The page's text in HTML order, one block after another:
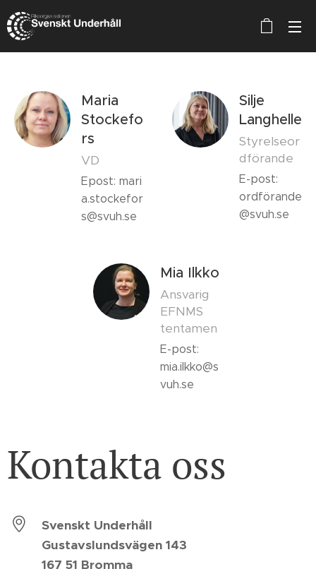
Maria
Stockefo
rs
VD
Epost: mari
a.stockefor
s@svuh.se
Silje
Langhelle
Styrelseor
dförande
E-post:
ordförande
@svuh.se
Mia Ilkko
Ansvarig
EFNMS
tentamen
E-post:
mia.ilkko@s
vuh.se
Kontakta oss
Svenskt Underhåll
Gustavslundsvägen 143
167 51 Bromma